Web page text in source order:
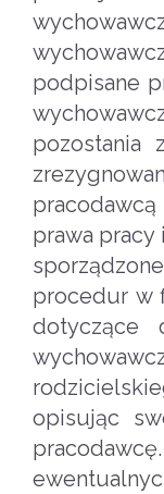
podpisane
pozostania
prawa
procedur w
dotyczące
opisując